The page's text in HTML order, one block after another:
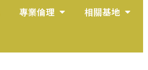
專業倫理 相關基地